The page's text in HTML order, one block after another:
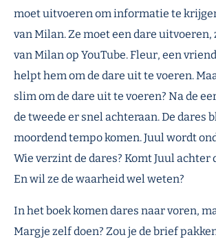
moet uitvoeren om informatie te
van Milan. Ze moet een dare uitvoeren,
van Milan op YouTube. Fleur, een
helpt hem om de dare uit te voeren.
slim om de dare uit te voeren? Na de
de tweede er snel achteraan. De dares
moordend tempo komen. Juul wordt
Wie verzint de dares? Komt Juul achter
En wil ze de waarheid wel weten?
In het boek komen dares naar voren,
Margje zelf doen? Zou je de brief